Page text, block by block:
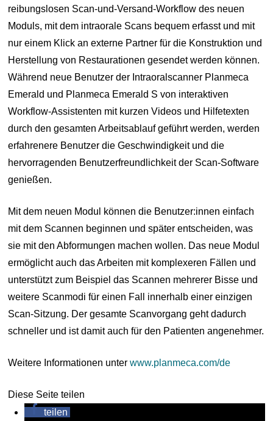
reibungslosen Scan-und-Versand-Workflow des neuen
Moduls, mit dem intraorale Scans bequem erfasst und mit
nur einem Klick an externe Partner für die Konstruktion und
Herstellung von Restaurationen gesendet werden können.
Während neue Benutzer der Intraoralscanner Planmeca
Emerald und Planmeca Emerald S von interaktiven
Workflow-Assistenten mit kurzen Videos und Hilfetexten
durch den gesamten Arbeitsablauf geführt werden, werden
erfahrenere Benutzer die Geschwindigkeit und die
hervorragenden Benutzerfreundlichkeit der Scan-Software
genießen.
Mit dem neuen Modul können die Benutzer:innen einfach
mit dem Scannen beginnen und später entscheiden, was
sie mit den Abformungen machen wollen. Das neue Modul
ermöglicht auch das Arbeiten mit komplexeren Fällen und
unterstützt zum Beispiel das Scannen mehrerer Bisse und
weitere Scanmodi für einen Fall innerhalb einer einzigen
Scan-Sitzung. Der gesamte Scanvorgang geht dadurch
schneller und ist damit auch für den Patienten angenehmer.
Weitere Informationen unterwww.planmeca.com/de
Diese Seite teilen
teilen